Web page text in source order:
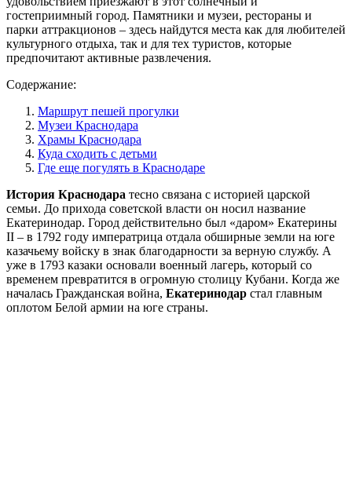
гостеприимный город. Памятники и музеи, рестораны и
парки аттракционов – здесь найдутся места как для любителей
культурного отдыха, так и для тех туристов, которые
предпочитают активные развлечения.
Содержание:
Маршрут пешей прогулки
Музеи Краснодара
Храмы Краснодара
Куда сходить с детьми
Где еще погулять в Краснодаре
История Краснодара тесно связана с историей царской
семьи. До прихода советской власти он носил название
Екатеринодар. Город действительно был «даром» Екатерины
II – в 1792 году императрица отдала обширные земли на юге
казачьему войску в знак благодарности за верную службу. А
уже в 1793 казаки основали военный лагерь, который со
временем превратится в огромную столицу Кубани. Когда же
началась Гражданская война, Екатеринодар стал главным
оплотом Белой армии на юге страны.